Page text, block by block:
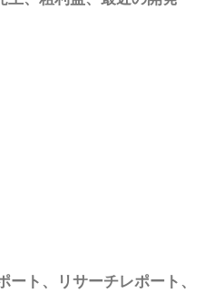
ート、リサーチレポート、